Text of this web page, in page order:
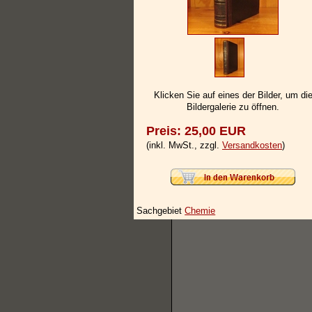
Klicken Sie auf eines der Bilder, um die
Bildergalerie zu öffnen.
Preis: 25,00 EUR
(inkl. MwSt., zzgl. Versandkosten)
SachgebietChemie